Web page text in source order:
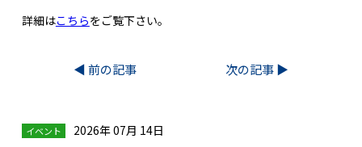
詳細はこちらをご覧下さい。
◀︎ 前の記事 次の記事 ▶︎
イベント
2026年 07月 14日